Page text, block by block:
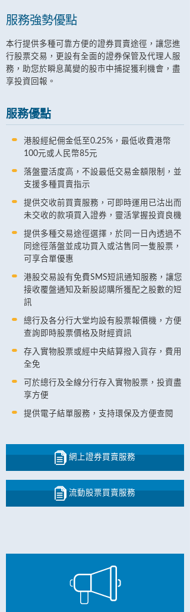
服務強勢優點
本行提供多種可靠方便的證券買賣途徑，讓您進
行股票交易，更設有全面的證券保管及代理人服
務，助您於瞬息萬變的股市中捕捉獲利機會，盡
享投資回報。
服務優點
港股經紀佣金低至0.25%，最低收費港幣
100元或人民幣85元
落盤靈活度高，不設最低交易金額限制，並
支援多種買賣指示
提供交收前買賣服務，可即時運用已沽出而
未交收的款項買入證券，靈活掌握投資良機
提供多種交易途徑選擇，於同一日內透過不
同途徑落盤並成功買入或沽售同一隻股票，
可享合單優惠
港股交易設有免費SMS短訊通知服務，讓您
接收覆盤通知及新股認購所獲配之股數的短
訊
總行及各分行大堂均設有股票報價機，方便
查詢即時股票價格及財經資訊
存入實物股票或經中央結算撥入貨存，費用
全免
可於總行及全線分行存入實物股票，投資盡
享方便
提供電子結單服務，支持環保及方便查閱
網上證券買賣服務
流動股票買賣服務